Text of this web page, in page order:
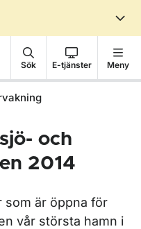
Sök E-tjänster Meny
och
2014
som är öppna för
vår största hamn i